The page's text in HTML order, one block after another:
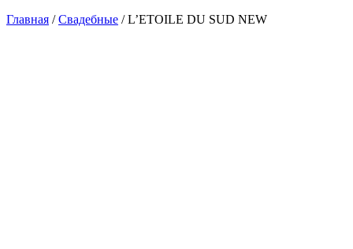
Главная /Cвадебные /L’ETOILE DU SUD NEW